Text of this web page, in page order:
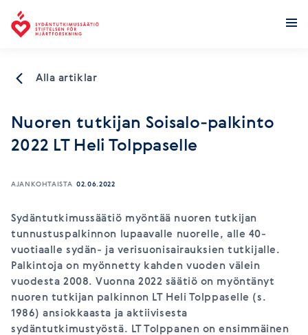
Alla artiklar
Nuoren tutkijan Soisalo-palkinto
2022 LT Heli Tolppaselle
AJANKOHTAISTA 02.06.2022
Sydäntutkimussäätiö myöntää nuoren tutkijan
tunnustuspalkinnon lupaavalle nuorelle, alle 40-
vuotiaalle sydän- ja verisuonisairauksien tutkijalle.
Palkintoja on myönnetty kahden vuoden välein
vuodesta 2008. Vuonna 2022 säätiö on myöntänyt
nuoren tutkijan palkinnon LT Heli Tolppaselle (s.
1986) ansiokkaasta ja aktiivisesta
sydäntutkimustyöstä. LT Tolppanen on ensimmäinen